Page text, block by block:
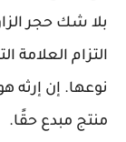
بلا شك حجر
التزام العلامة
نوعها. إن إرثه
منتج مبدع حقًا.